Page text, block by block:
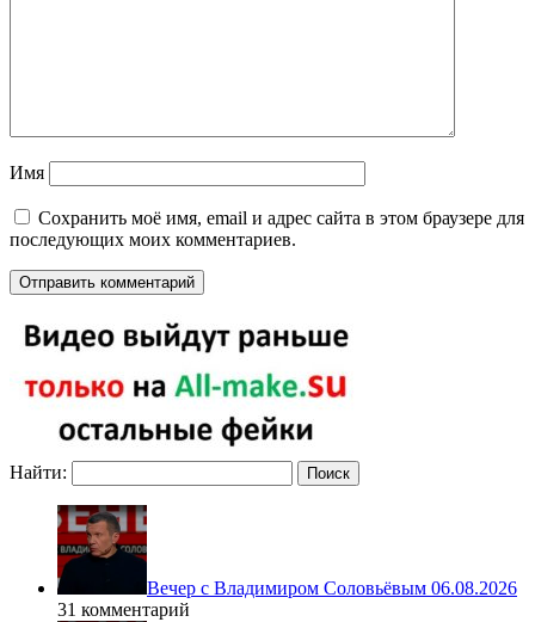
Имя
Сохранить моё имя, email и адрес сайта в этом браузере для
последующих моих комментариев.
Найти:
Вечер с Владимиром Соловьёвым 06.08.2026
31 комментарий